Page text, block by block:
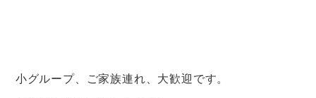
小グループ、ご家族連れ、大歓迎です。